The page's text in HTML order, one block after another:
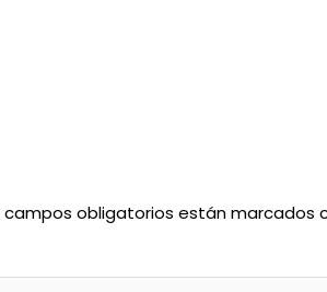
campos obligatorios están marcados